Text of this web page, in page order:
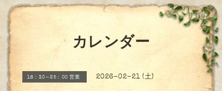
カレンダー
18：30～25：00 営業 2026-02-21 (土)